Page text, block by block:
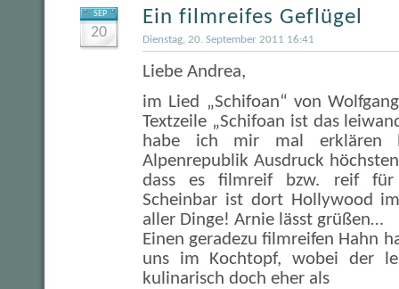
SEP
20
Ein filmreifes Geflügel
Dienstag, 20. September 2011 16:41
Liebe Andrea,
im Lied „Schifoan“ von
Textzeile „Schifoan ist das
habe ich mir mal erklären
Alpenrepublik Ausdruck
dass es filmreif bzw. reif
Scheinbar ist dort Hollywood
aller Dinge! Arnie lässt grüßen…
Einen geradezu filmreifen Hahn
uns im Kochtopf, wobei der
kulinarisch doch eher als